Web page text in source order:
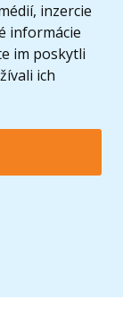
inzercie
informácie
im poskytli
ich
LEGO Group. ©